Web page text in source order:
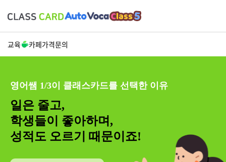
교육 카페가격문의
영어쌤 1/3이 클래스카드를 선택한 이유
일은 줄고,
학생들이 좋아하며,
성적도 오르기 때문이죠!